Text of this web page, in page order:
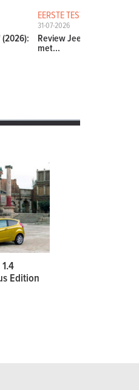
EERSTE TESTS
31-07-2026
Review Jeep Compass 4xe
met...
Edition